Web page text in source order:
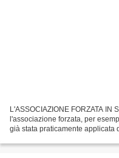
L'ASSOCIAZIONE FORZATA IN
l'associazione forzata, per
già stata praticamente applicata